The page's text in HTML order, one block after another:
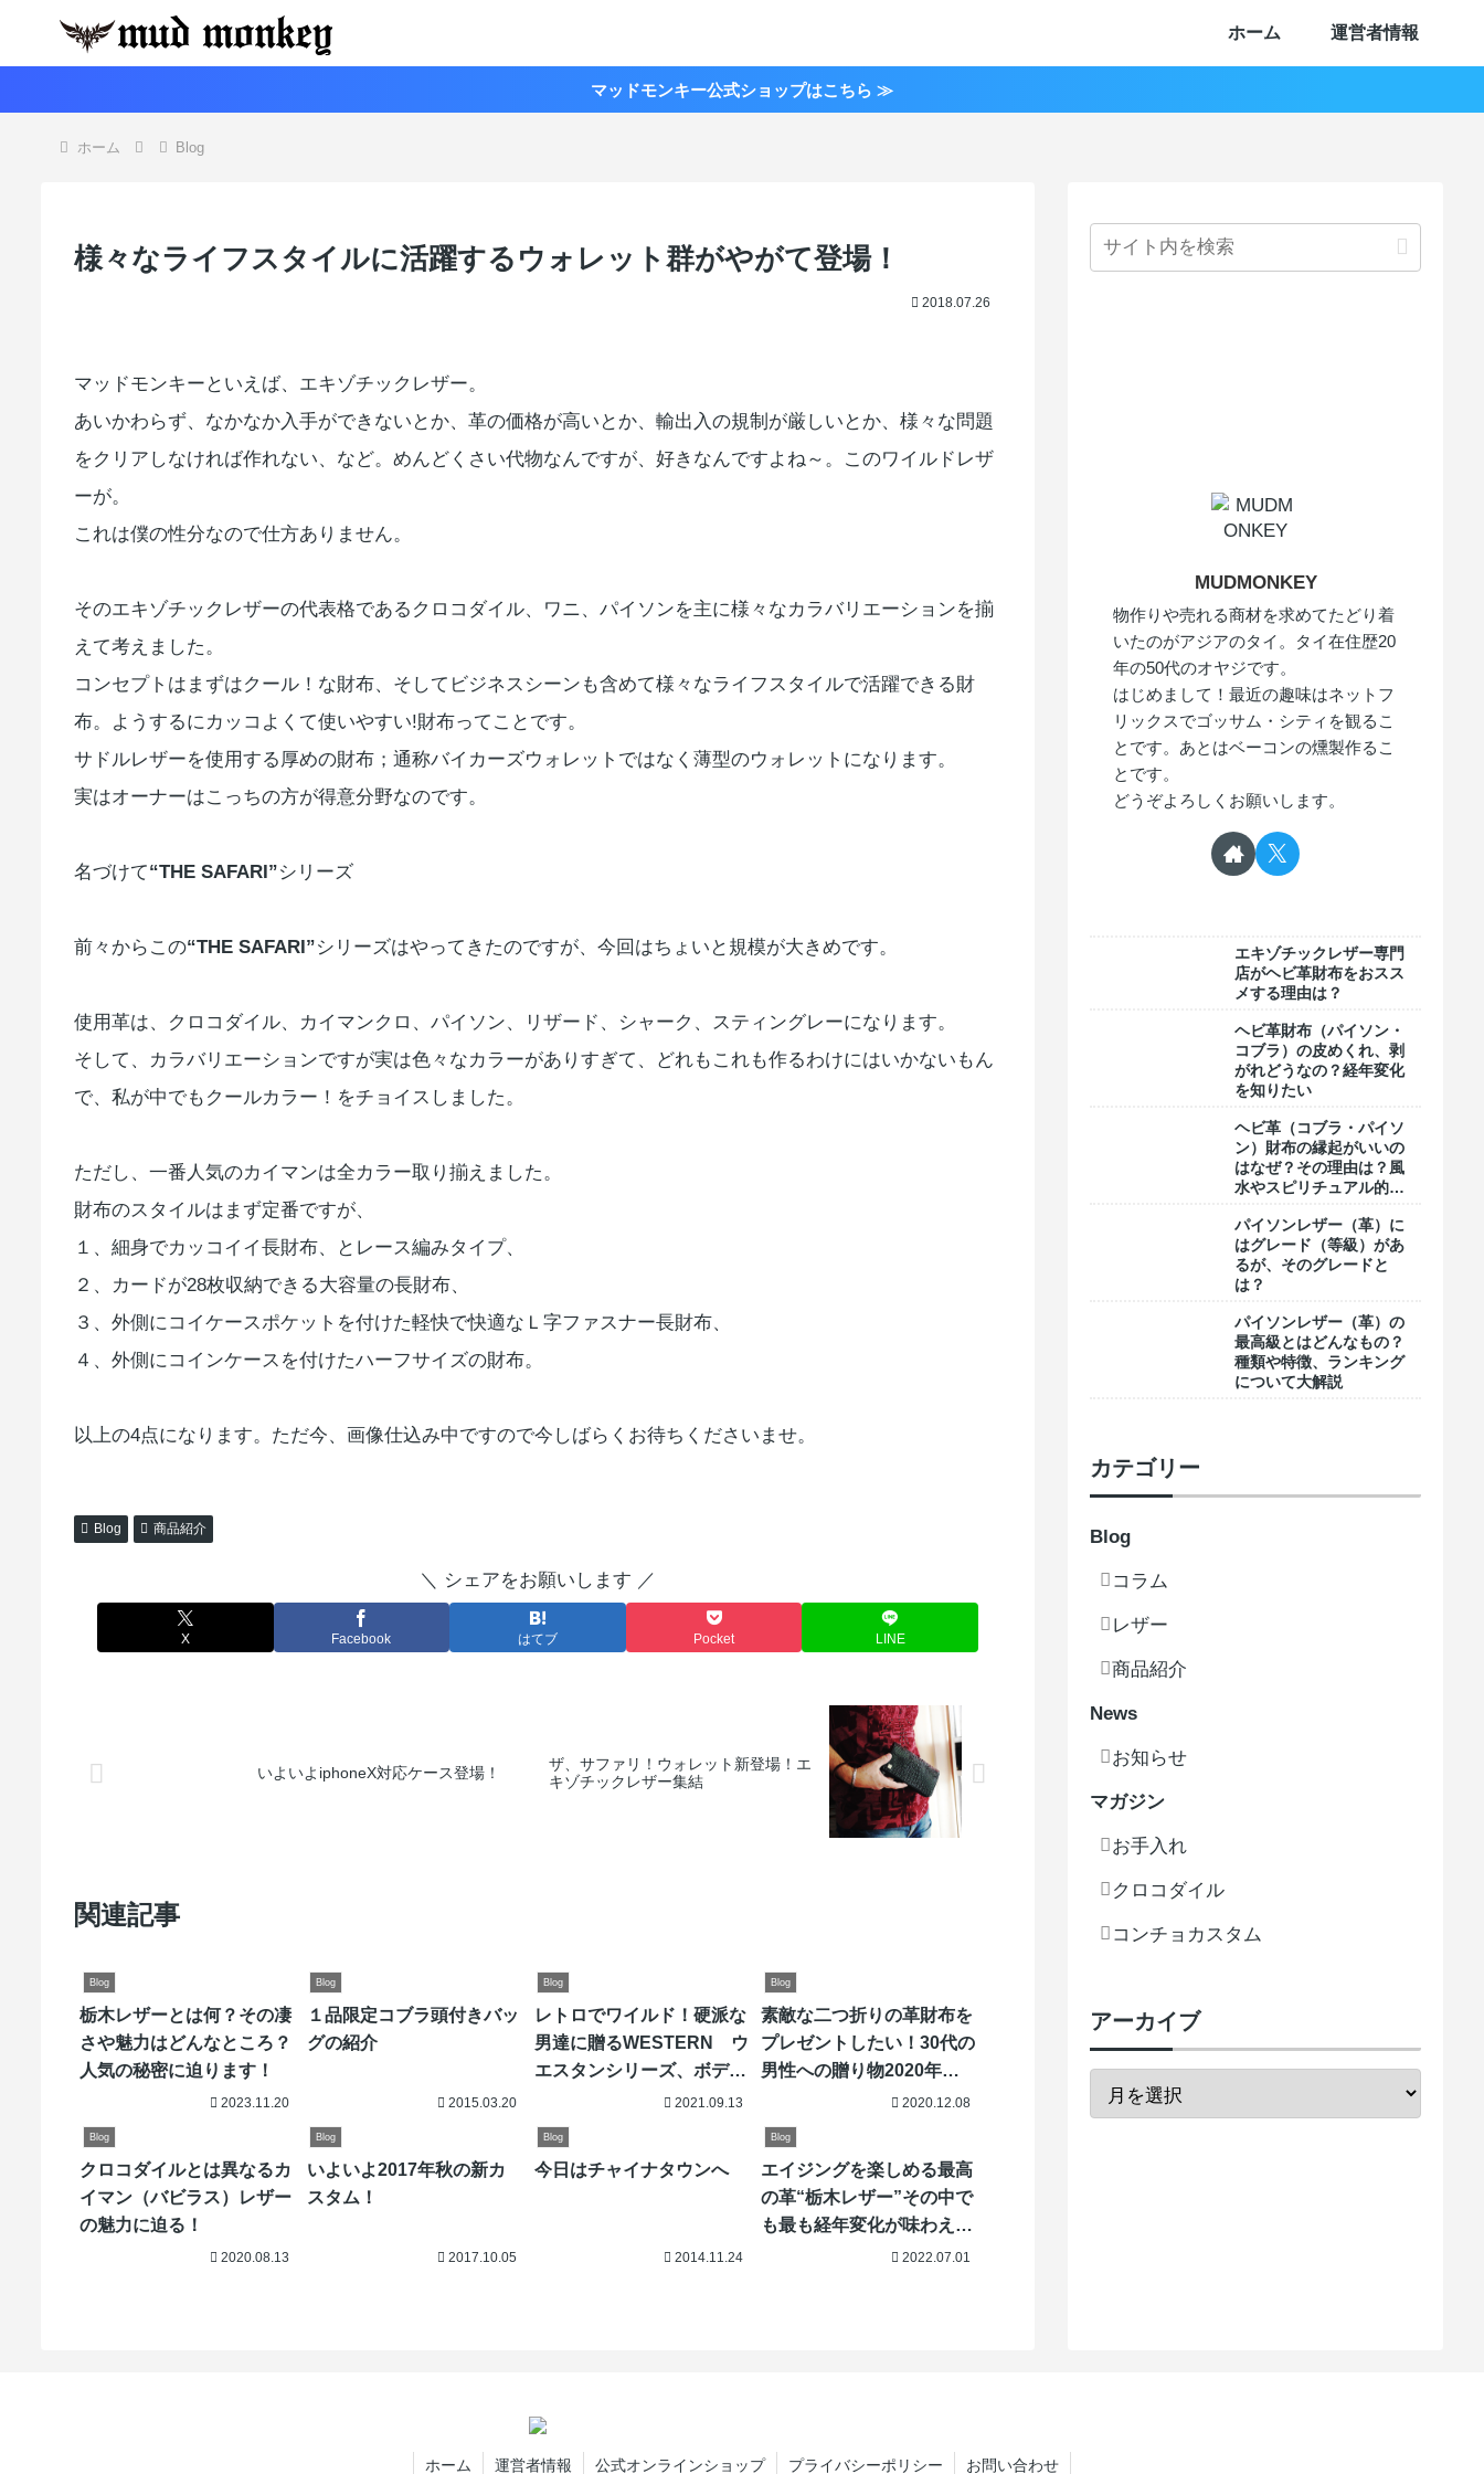
ホーム 運営者情報
マッドモンキー公式ショップはこちら ≫
ホーム Blog
様々なライフスタイルに活躍するウォレット群がやがて登場！
2018.07.26
マッドモンキーといえば、エキゾチックレザー。
あいかわらず、なかなか入手ができないとか、革の価格が高いとか、輸出入の規制が厳しいとか、様々な問題
をクリアしなければ作れない、など。めんどくさい代物なんですが、好きなんですよね～。このワイルドレザ
ーが。
これは僕の性分なので仕方ありません。
そのエキゾチックレザーの代表格であるクロコダイル、ワニ、パイソンを主に様々なカラバリエーションを揃
えて考えました。
コンセプトはまずはクール！な財布、そしてビジネスシーンも含めて様々なライフスタイルで活躍できる財
布。ようするにカッコよくて使いやすい!財布ってことです。
サドルレザーを使用する厚めの財布；通称バイカーズウォレットではなく薄型のウォレットになります。
実はオーナーはこっちの方が得意分野なのです。
名づけて“THE SAFARI”シリーズ
前々からこの“THE SAFARI”シリーズはやってきたのですが、今回はちょいと規模が大きめです。
使用革は、クロコダイル、カイマンクロ、パイソン、リザード、シャーク、スティングレーになります。
そして、カラバリエーションですが実は色々なカラーがありすぎて、どれもこれも作るわけにはいかないもん
で、私が中でもクールカラー！をチョイスしました。
ただし、一番人気のカイマンは全カラー取り揃えました。
財布のスタイルはまず定番ですが、
１、細身でカッコイイ長財布、とレース編みタイプ、
２、カードが28枚収納できる大容量の長財布、
３、外側にコイケースポケットを付けた軽快で快適なＬ字ファスナー長財布、
４、外側にコインケースを付けたハーフサイズの財布。
以上の4点になります。ただ今、画像仕込み中ですので今しばらくお待ちくださいませ。
Blog 商品紹介
＼ シェアをお願いします ／
X Facebook はてブ Pocket LINE
いよいよiphoneX対応ケース登場！
ザ、サファリ！ウォレット新登場！エ
キゾチックレザー集結
関連記事
Blog
栃木レザーとは何？その凄
さや魅力はどんなところ？
人気の秘密に迫ります！
2023.11.20
Blog
１品限定コブラ頭付きバッ
グの紹介
2015.03.20
Blog
レトロでワイルド！硬派な
男達に贈るWESTERN ウ
エスタンシリーズ、ボディ
バッグをリリース！2021.09.13
Blog
素敵な二つ折りの革財布を
プレゼントしたい！30代の
男性への贈り物2020年専
門店が選ぶ厳選10アイテム
2020.12.08
Blog
クロコダイルとは異なるカ
イマン（バビラス）レザー
の魅力に迫る！
2020.08.13
Blog
いよいよ2017年秋の新カ
スタム！
2017.10.05
Blog
今日はチャイナタウンへ
2014.11.24
Blog
エイジングを楽しめる最高
の革“栃木レザー”その中で
も最も経年変化が味わえる
カラーや種類は何？2022.07.01
MUDMONKEY
物作りや売れる商材を求めてたどり着
いたのがアジアのタイ。タイ在住歴20
年の50代のオヤジです。
はじめまして！最近の趣味はネットフ
リックスでゴッサム・シティを観るこ
とです。あとはベーコンの燻製作るこ
とです。
どうぞよろしくお願いします。
エキゾチックレザー専門
店がヘビ革財布をおスス
メする理由は？
ヘビ革財布（パイソン・
コブラ）の皮めくれ、剥
がれどうなの？経年変化
を知りたい
ヘビ革（コブラ・パイソ
ン）財布の縁起がいいの
はなぜ？その理由は？風
水やスピリチュアル的な
パイソンレザー（革）に
はグレード（等級）があ
るが、そのグレードと
は？
パイソンレザー（革）の
最高級とはどんなもの？
種類や特徴、ランキング
について大解説
カテゴリー
Blog
コラム
レザー
商品紹介
News
お知らせ
マガジン
お手入れ
クロコダイル
コンチョカスタム
アーカイブ
ホーム 運営者情報 公式オンラインショップ プライバシーポリシー お問い合わせ